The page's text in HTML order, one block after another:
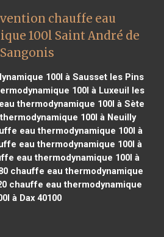
chauffe eau
100l Saint André de
Sangonis
100l à Sausset les Pins
100l à Luxeuil les
thermodynamique 100l à Sète
100l à Neuilly
eau thermodynamique 100l à
eau thermodynamique 100l à
eau thermodynamique 100l à
chauffe eau thermodynamique
chauffe eau thermodynamique
à Dax 40100